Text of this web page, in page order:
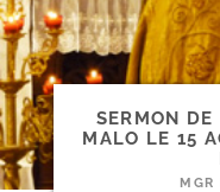
SERMON
MALO LE 15
MGR